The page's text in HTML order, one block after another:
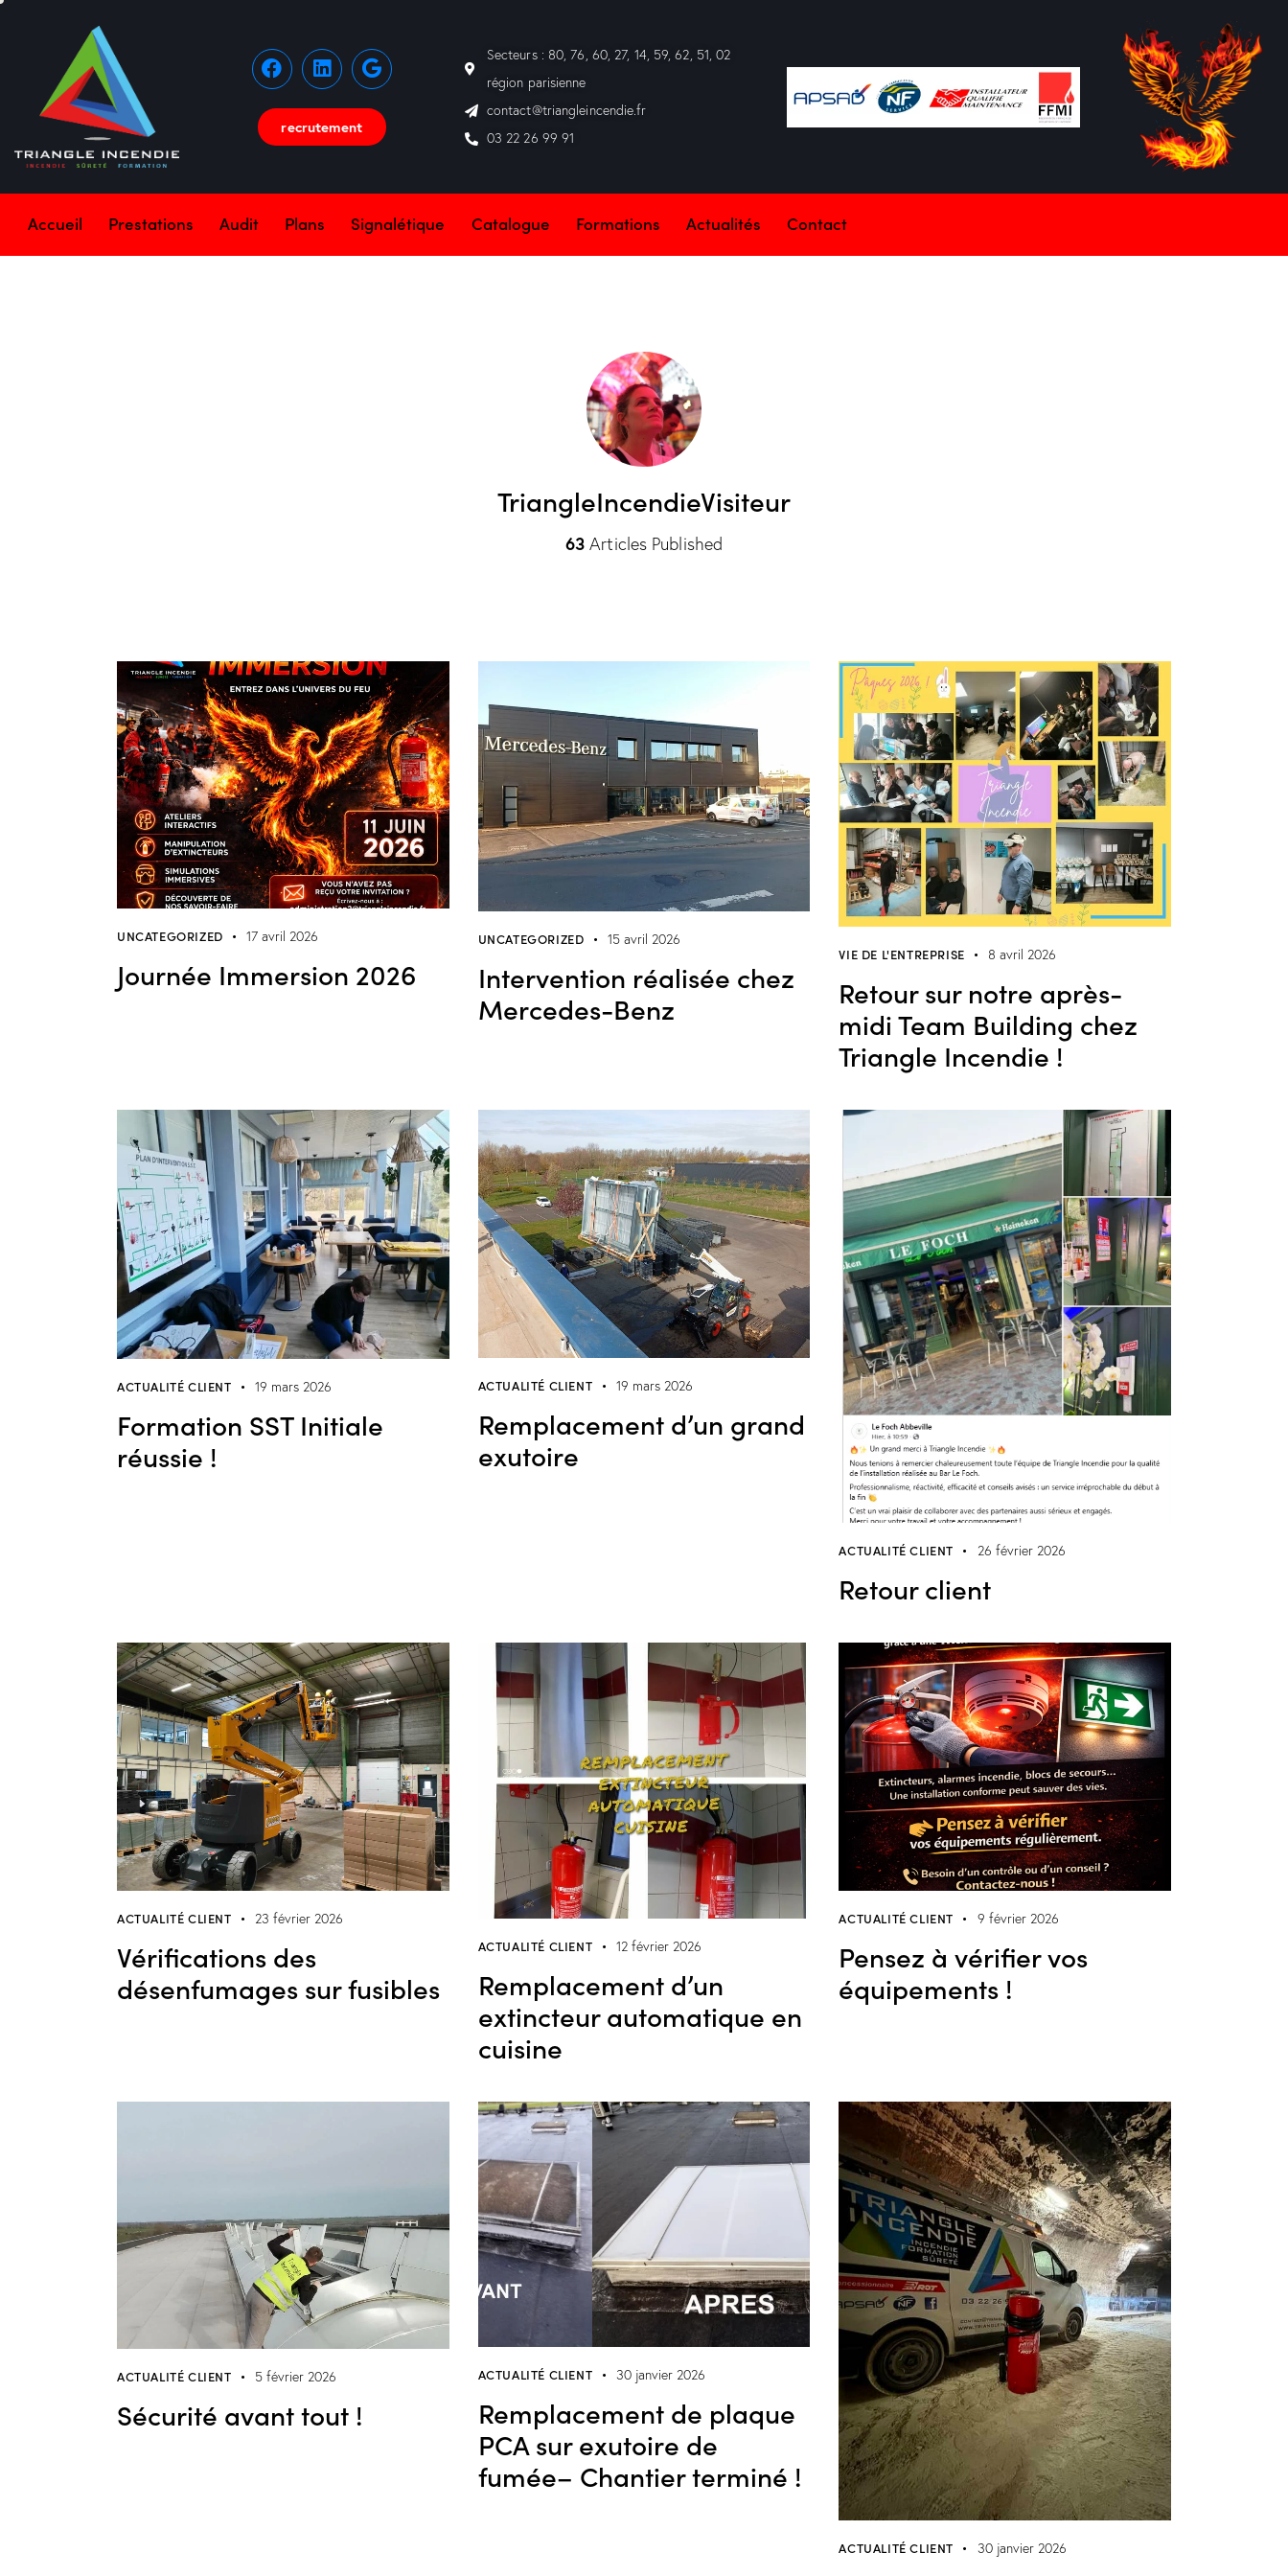
recrutement
Secteurs : 80, 76, 60, 27, 14, 59, 62, 51, 02
région parisienne
contact@triangleincendie.fr
03 22 26 99 91
Accueil Prestations Audit Plans Signalétique Catalogue Formations Actualités Contact
TriangleIncendieVisiteur
63 Articles Published
UNCATEGORIZED 17 avril 2026
Journée Immersion 2026
UNCATEGORIZED 15 avril 2026
Intervention réalisée chez
Mercedes-Benz
VIE DE L'ENTREPRISE 8 avril 2026
Retour sur notre après-
midi Team Building chez
Triangle Incendie !
ACTUALITÉ CLIENT 19 mars 2026
Formation SST Initiale
réussie !
ACTUALITÉ CLIENT 19 mars 2026
Remplacement d’un grand
exutoire
ACTUALITÉ CLIENT 26 février 2026
Retour client
ACTUALITÉ CLIENT 23 février 2026
Vérifications des
désenfumages sur fusibles
ACTUALITÉ CLIENT 12 février 2026
Remplacement d’un
extincteur automatique en
cuisine
ACTUALITÉ CLIENT 9 février 2026
Pensez à vérifier vos
équipements !
ACTUALITÉ CLIENT 5 février 2026
Sécurité avant tout !
ACTUALITÉ CLIENT 30 janvier 2026
Remplacement de plaque
PCA sur exutoire de
fumée– Chantier terminé !
ACTUALITÉ CLIENT 30 janvier 2026